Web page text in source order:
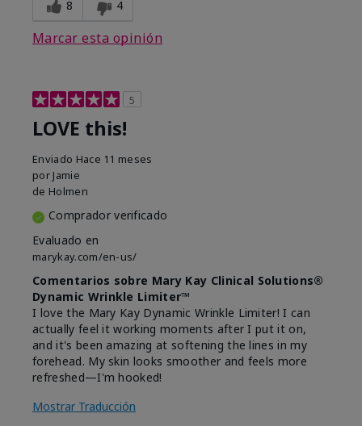
8 4
Marcar esta opinión
5
LOVE this!
Enviado Hace 11 meses
por Jamie
de Holmen
Comprador verificado
Evaluado en
marykay.com/en-us/
Comentarios sobre Mary Kay Clinical Solutions®
Dynamic Wrinkle Limiter™
I love the Mary Kay Dynamic Wrinkle Limiter! I can
actually feel it working moments after I put it on,
and it's been amazing at softening the lines in my
forehead. My skin looks smoother and feels more
refreshed—I'm hooked!
Mostrar Traducción